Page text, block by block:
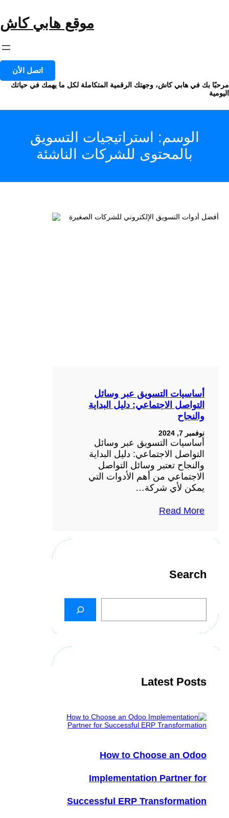
موقع هابي كاش
اتصل الأن
مرحبًا بك في هابي كاش، وجهتك الرقمية المتكاملة لكل ما يهمك في حياتك
اليومية
الوسم:
استراتيجيات التسويق
بالمحتوى للشركات الناشئة
أساسيات التسويق عبر وسائل
التواصل الاجتماعي: دليل البداية
والنجاح
نوفمبر 7, 2024
أساسيات التسويق عبر وسائل
التواصل الاجتماعي: دليل البداية
والنجاح تعتبر وسائل التواصل
الاجتماعي من أهم الأدوات التي
يمكن لأي شركة…
Read More
Search
c
Latest Posts
How to Choose an Odoo
Implementation Partner for
Successful ERP Transformation